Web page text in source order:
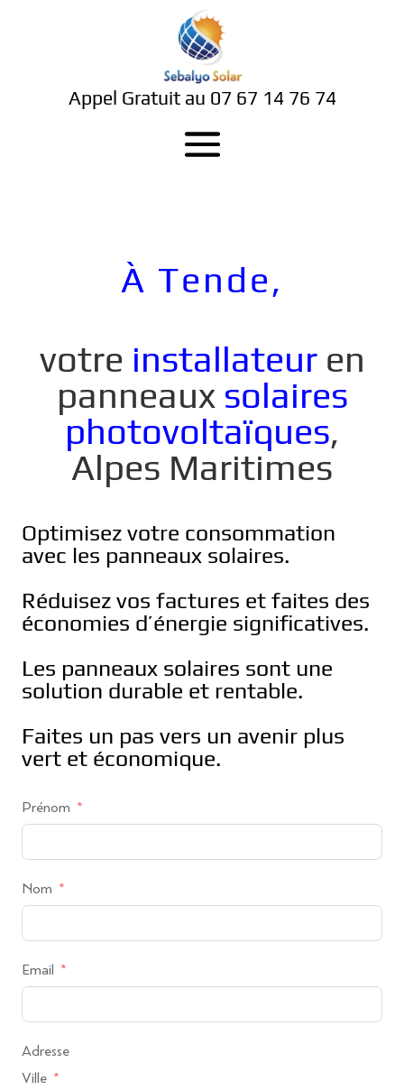
Appel Gratuit au 07 67 14 76 74
À Tende,
votre installateuren
panneaux solaires
photovoltaïques,
Alpes Maritimes
Optimisez votre consommation
avec les panneaux solaires.
Réduisez vos factures et faites des
économies d’énergie significatives.
Les panneaux solaires sont une
solution durable et rentable.
Faites un pas vers un avenir plus
vert et économique.
Prénom
Nom
Email
Adresse
Ville